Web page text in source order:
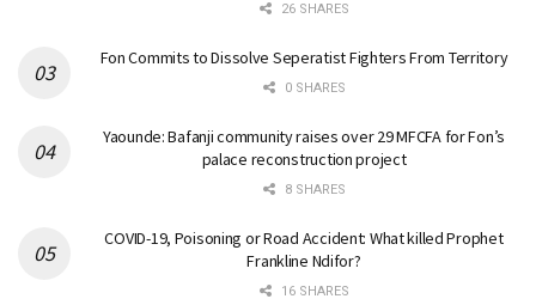
26 SHARES
Fon Commits to Dissolve Seperatist Fighters From Territory
0 SHARES
Yaounde: Bafanji community raises over 29 MFCFA for Fon’s
palace reconstruction project
8 SHARES
COVID-19, Poisoning or Road Accident: What killed Prophet
Frankline Ndifor?
16 SHARES